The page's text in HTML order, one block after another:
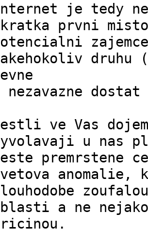
je tedy
prvni
druhu
nezavazne
ve Vas
u nas
premrstene
anomalie,
a ne